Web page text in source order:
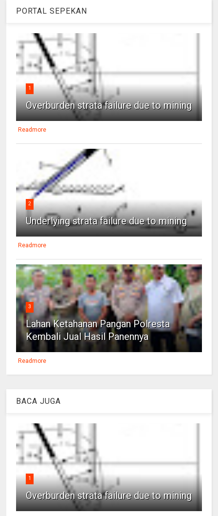
PORTAL SEPEKAN
1
Overburden strata failure due to mining
Readmore
2
Underlying strata failure due to mining
Readmore
3
Lahan Ketahanan Pangan Polresta
Kembali Jual Hasil Panennya
Readmore
BACA JUGA
1
Overburden strata failure due to mining